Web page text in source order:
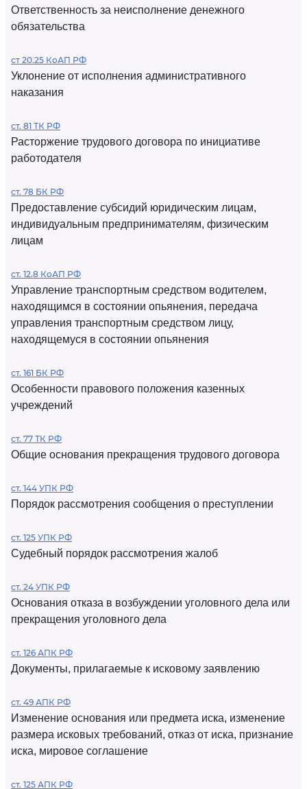
Ответственность за неисполнение денежного
обязательства
ст 20.25 КоАП РФ
Уклонение от исполнения административного
наказания
ст. 81 ТК РФ
Расторжение трудового договора по инициативе
работодателя
ст. 78 БК РФ
Предоставление субсидий юридическим лицам,
индивидуальным предпринимателям, физическим
лицам
ст. 12.8 КоАП РФ
Управление транспортным средством водителем,
находящимся в состоянии опьянения, передача
управления транспортным средством лицу,
находящемуся в состоянии опьянения
ст. 161 БК РФ
Особенности правового положения казенных
учреждений
ст. 77 ТК РФ
Общие основания прекращения трудового договора
ст. 144 УПК РФ
Порядок рассмотрения сообщения о преступлении
ст. 125 УПК РФ
Судебный порядок рассмотрения жалоб
ст. 24 УПК РФ
Основания отказа в возбуждении уголовного дела или
прекращения уголовного дела
ст. 126 АПК РФ
Документы, прилагаемые к исковому заявлению
ст. 49 АПК РФ
Изменение основания или предмета иска, изменение
размера исковых требований, отказ от иска, признание
иска, мировое соглашение
ст. 125 АПК РФ